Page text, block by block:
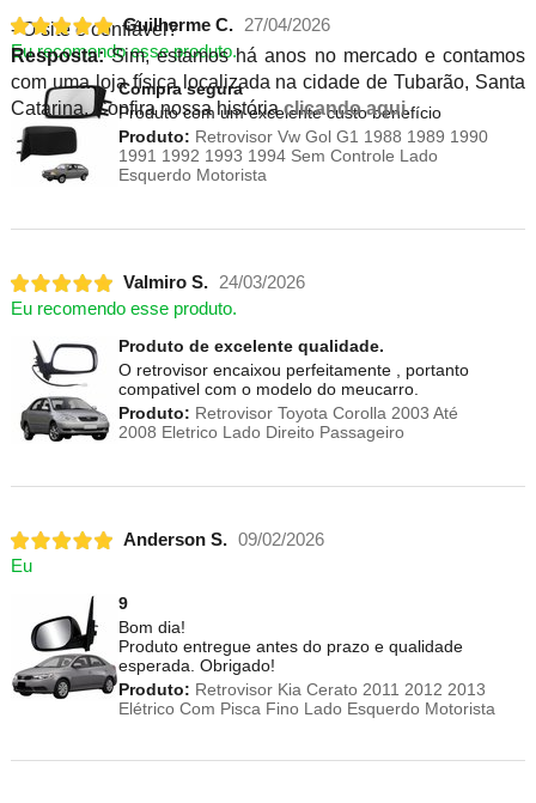
- O site é confiável?
Resposta:Sim, estamos há anos no mercado e contamos
com uma loja física localizada na cidade de Tubarão, Santa
Catarina. Confira nossa históriaclicando aqui.
Guilherme C. 27/04/2026
Eu recomendo esse produto.
Compra segura
Produto com um excelente custo benefício
Produto: Retrovisor Vw Gol G1 1988 1989 1990
1991 1992 1993 1994 Sem Controle Lado
Esquerdo Motorista
Valmiro S. 24/03/2026
Eu recomendo esse produto.
Produto de excelente qualidade.
O retrovisor encaixou perfeitamente , portanto
compativel com o modelo do meucarro.
Produto: Retrovisor Toyota Corolla 2003 Até
2008 Eletrico Lado Direito Passageiro
Anderson S. 09/02/2026
Eu
9
Bom dia!
Produto entregue antes do prazo e qualidade
esperada. Obrigado!
Produto: Retrovisor Kia Cerato 2011 2012 2013
Elétrico Com Pisca Fino Lado Esquerdo Motorista